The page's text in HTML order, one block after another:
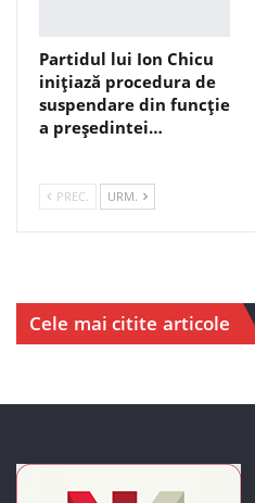
Partidul lui Ion Chicu
inițiază procedura de
suspendare din funcție
a președintei…
PREC. URM.
Cele mai citite articole